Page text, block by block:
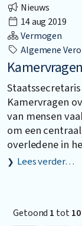
Nieuws
14 aug 2019
Vermogen
Algemene
Kamervragen
van mensen
om een
overledene in
Lees verder…
Getoond 1 tot10